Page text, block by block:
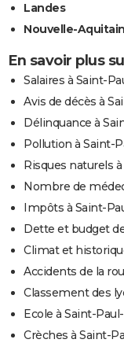
Landes
Nouvelle-
En savoir plus
Salaires à Saint-
Avis de décès à
Délinquance à
Pollution à Saint-
Risques naturels
Nombre de
Impôts à Saint-
Dette et budget
Climat et
Accidents de la
Classement des
Ecole à Saint-
Crèches à Saint-